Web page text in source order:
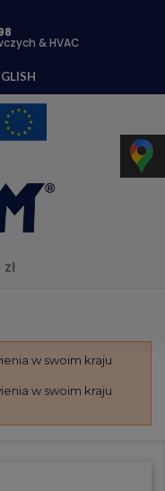
& HVAC
w swoim kraju
w swoim kraju